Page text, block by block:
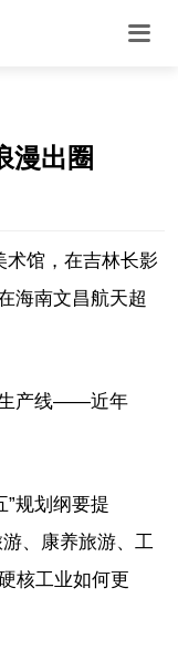
漫出圈
术馆，在吉林长影
海南文昌航天超
生产线——近年
”规划纲要提
、康养旅游、工
核工业如何更